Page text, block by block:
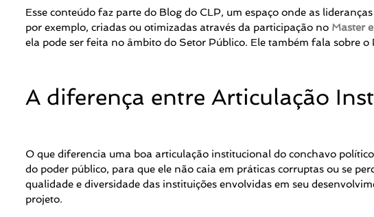
Esse conteúdo faz parte do Blog do CLP, um espaço onde as
por exemplo, criadas ou otimizadas através da participação no Master
ela pode ser feita no âmbito do Setor Público. Ele também fala sobre
A diferença entre Articulação
O que diferencia uma boa articulação institucional do conchavo
do poder público, para que ele não caia em práticas corruptas ou se
qualidade e diversidade das instituições envolvidas em seu
projeto.